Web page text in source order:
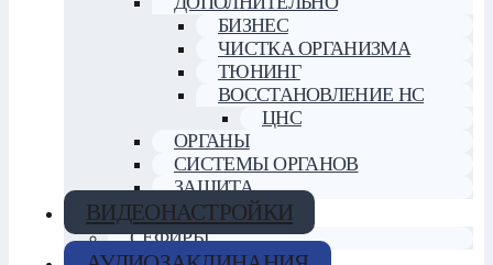
БИЗНЕС
ЧИСТКА ОРГАНИЗМА
ТЮНИНГ
ВОССТАНОВЛЕНИЕ НС
ЦНС
ОРГАНЫ
СИСТЕМЫ ОРГАНОВ
ЗАЩИТА
ВИДЕОНАСТРОЙКИ
СЕФИРЫ